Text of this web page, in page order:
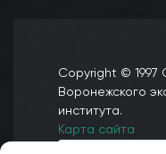
Copyright © 1997
Воронежского
института.
Карта сайта